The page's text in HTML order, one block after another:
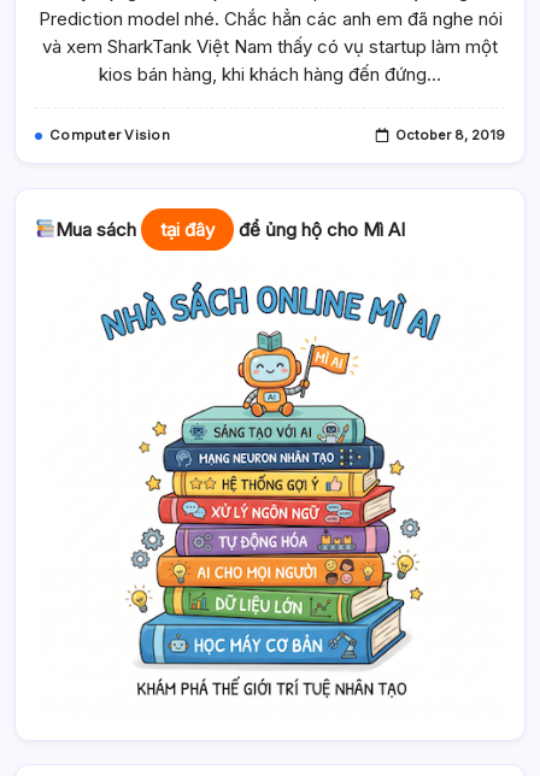
Tuổi
Qua
Khuôn
Mặt
–
Prediction model nhé. Chắc hẳn các anh em đã nghe nói
và xem SharkTank Việt Nam thấy có vụ startup làm một
kios bán hàng, khi khách hàng đến đứng…
Computer Vision October 8, 2019
Mua sách tại đây để ủng hộ cho Mì AI